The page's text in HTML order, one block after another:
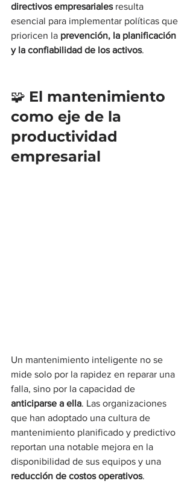
directivos empresariales resulta
esencial para implementar políticas que
prioricen la prevención, la planificación
y la confiabilidad de los activos.
🧩 El mantenimiento
como eje de la
productividad
empresarial
Un mantenimiento inteligente no se
mide solo por la rapidez en reparar una
falla, sino por la capacidad de
anticiparse a ella. Las organizaciones
que han adoptado una cultura de
mantenimiento planificado y predictivo
reportan una notable mejora en la
disponibilidad de sus equipos y una
reducción de costos operativos.